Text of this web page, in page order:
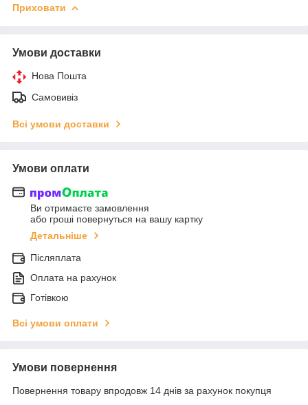
Приховати
Умови доставки
Нова Пошта
Самовивіз
Всі умови доставки
Умови оплати
Ви отримаєте замовлення
або гроші повернуться на вашу картку
Детальніше
Післяплата
Оплата на рахунок
Готівкою
Всі умови оплати
Умови повернення
Повернення товару впродовж 14 днів за рахунок покупця